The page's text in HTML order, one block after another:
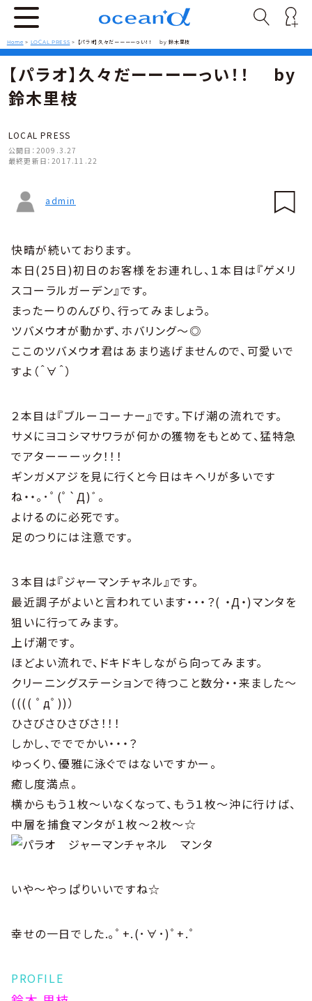
Home > LOCAL PRESS > 【パラオ】久々だーーーーっい！！ by 鈴木里枝
【パラオ】久々だーーーーっい！！ by
鈴木里枝
LOCAL PRESS
公開日： 2009.3.27
最終更新日： 2017.11.22
admin
快晴が続いております。
本日(25日)初日のお客様をお連れし、１本目は『ゲメリ
スコーラルガーデン』です。
まったーりのんびり、行ってみましょう。
ツバメウオが動かず、ホバリング〜◎
ここのツバメウオ君はあまり逃げませんので、可愛いで
すよ（＾∀＾）
２本目は『ブルーコーナー』です。下げ潮の流れです。
サメにヨコシマサワラが何かの獲物をもとめて、猛特急
でアターーーック！！！
ギンガメアジを見に行くと今日はキヘリが多いです
ね・・｡･ﾟ(ﾟ`Д)ﾞ。
よけるのに必死です。
足のつりには注意です。
３本目は『ジャーマンチャネル』です。
最近調子がよいと言われています・・・？( ・Д・)マンタを
狙いに行ってみます。
上げ潮です。
ほどよい流れで、ドキドキしながら向ってみます。
クリーニングステーションで待つこと数分・・来ました〜
(((( ﾟдﾟ))）
ひさびさひさびさ！！！
しかし、でででかい・・・？
ゆっくり、優雅に泳ぐではないですかー。
癒し度満点。
横からもう１枚〜いなくなって、もう１枚〜沖に行けば、
中層を捕食マンタが１枚〜２枚〜☆
いや〜やっぱりいいですね☆
幸せの一日でした.｡ﾟ+.(･∀･)ﾟ+.ﾟ
PROFILE